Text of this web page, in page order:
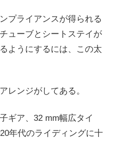
プライアンスが得られる
ューブとシートステイが
ようにするには、この太
レンジがしてある。
ギア、32 mm幅広タイ
年代のライディングに十